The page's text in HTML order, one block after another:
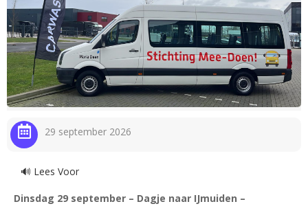
29 september 2026
🔊 Lees Voor
Dinsdag 29 september – Dagje naar IJmuiden –